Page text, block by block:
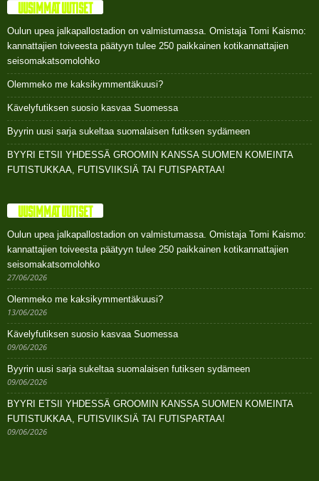
UUSIMMAT UUTISET
Oulun upea jalkapallostadion on valmistumassa. Omistaja Tomi Kaismo:
kannattajien toiveesta päätyyn tulee 250 paikkainen kotikannattajien
seisomakatsomolohko
Olemmeko me kaksikymmentäkuusi?
Kävelyfutiksen suosio kasvaa Suomessa
Byyrin uusi sarja sukeltaa suomalaisen futiksen sydämeen
BYYRI ETSII YHDESSÄ GROOMIN KANSSA SUOMEN KOMEINTA
FUTISTUKKAA, FUTISVIIKSIÄ TAI FUTISPARTAA!
UUSIMMAT UUTISET
Oulun upea jalkapallostadion on valmistumassa. Omistaja Tomi Kaismo:
kannattajien toiveesta päätyyn tulee 250 paikkainen kotikannattajien
seisomakatsomolohko
27/06/2026
Olemmeko me kaksikymmentäkuusi?
13/06/2026
Kävelyfutiksen suosio kasvaa Suomessa
09/06/2026
Byyrin uusi sarja sukeltaa suomalaisen futiksen sydämeen
09/06/2026
BYYRI ETSII YHDESSÄ GROOMIN KANSSA SUOMEN KOMEINTA
FUTISTUKKAA, FUTISVIIKSIÄ TAI FUTISPARTAA!
09/06/2026